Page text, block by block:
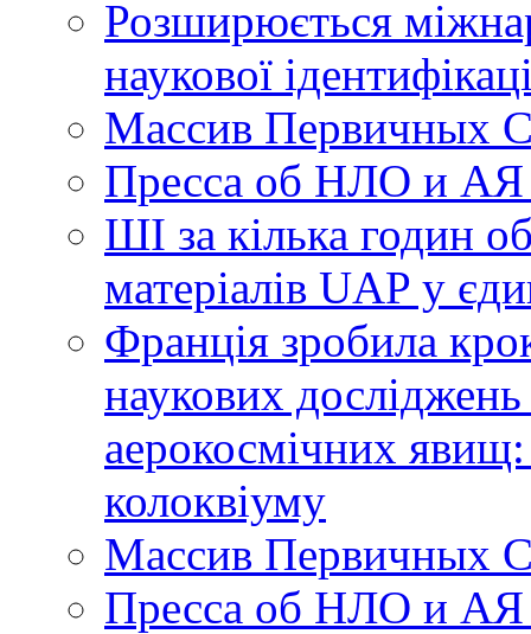
Розширюється
наукової
Массив Первичных
Пресса об НЛО и
ШІ за кілька годин
матеріалів UAP у
Франція зробила
наукових
аерокосмічних
колоквіуму
Массив Первичных
Пресса об НЛО и